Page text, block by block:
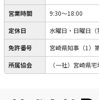
営業時間 9:30～18:00
定休日 水曜日・日曜日
免許番号 宮崎県知事（1）
所属協会 （一社）宮崎県